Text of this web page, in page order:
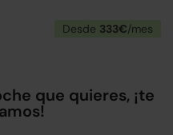
Desde 333€/mes
que quieres, ¡te